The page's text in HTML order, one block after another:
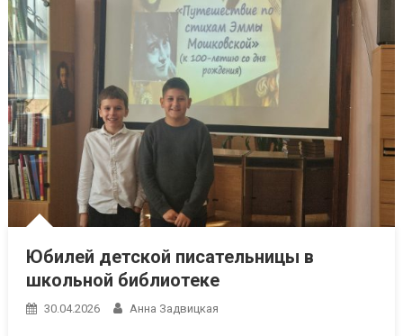
Юбилей детской писательницы в
школьной библиотеке
30.04.2026 Анна Задвицкая